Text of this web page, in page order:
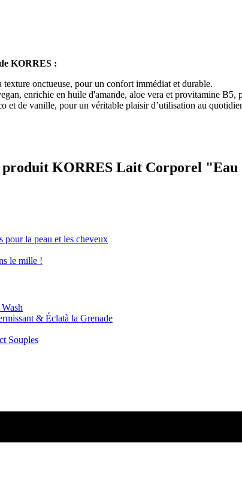
KORRES :
texture onctueuse, pour un confort immédiat et durable.
enrichie en huile d'amande, aloe vera et provitamine B5,
et de vanille, pour un véritable plaisir d’utilisation au
produit KORRES Lait Corporel "Eau
pour la peau et les cheveux
le mille !
& Éclatà la Grenade
Souples